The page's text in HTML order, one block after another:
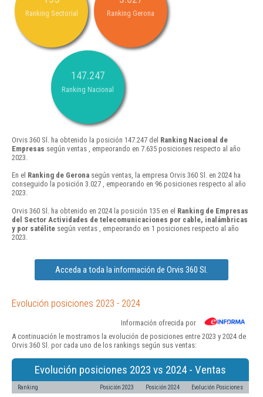
Ranking Sectorial Ranking Gerona
147.247
Ranking Nacional
Orvis 360 Sl. ha obtenido la posición 147.247 del Ranking Nacional de
Empresas según ventas , empeorando en 7.635 posiciones respecto al año
2023.
En el Ranking de Gerona según ventas, la empresa Orvis 360 Sl. en 2024 ha
conseguido la posición 3.027 , empeorando en 96 posiciones respecto al año
2023.
Orvis 360 Sl. ha obtenido en 2024 la posición 135 en el Ranking de Empresas
del Sector Actividades de telecomunicaciones por cable, inalámbricas
y por satélite según ventas , empeorando en 1 posiciones respecto al año
2023.
Acceda a toda la información de Orvis 360 Sl.
Evolución posiciones 2023 - 2024
Información ofrecida por
A continuación le mostramos la evolución de posiciones entre 2023 y 2024 de
Orvis 360 Sl. por cada uno de los rankings según sus ventas:
Evolución posiciones 2023 vs 2024 - Ventas
Ranking Posición 2023 Posición 2024 Evolución Posiciones